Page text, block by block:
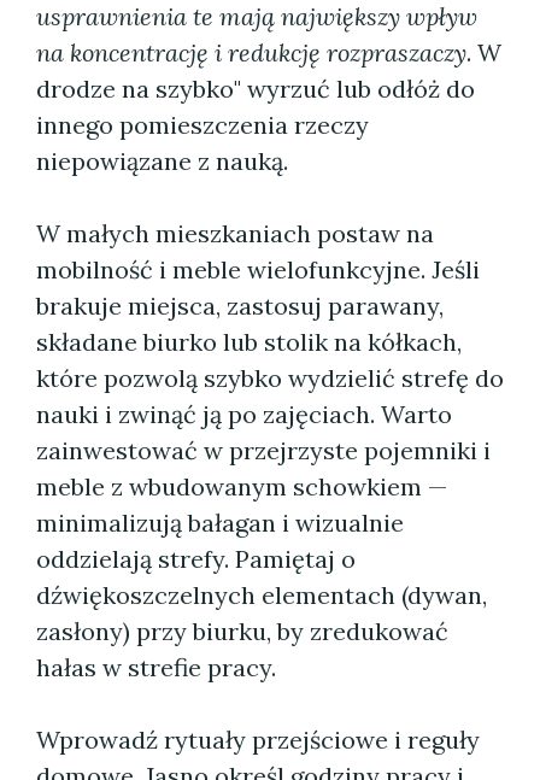
usprawnienia te mają największy wpływ
na koncentrację i redukcję rozpraszaczy. W
drodze na szybko" wyrzuć lub odłóż do
innego pomieszczenia rzeczy
niepowiązane z nauką.
W małych mieszkaniach postaw na
mobilność i meble wielofunkcyjne. Jeśli
brakuje miejsca, zastosuj parawany,
składane biurko lub stolik na kółkach,
które pozwolą szybko wydzielić strefę do
nauki i zwinąć ją po zajęciach. Warto
zainwestować w przejrzyste pojemniki i
meble z wbudowanym schowkiem —
minimalizują bałagan i wizualnie
oddzielają strefy. Pamiętaj o
dźwiękoszczelnych elementach (dywan,
zasłony) przy biurku, by zredukować
hałas w strefie pracy.
Wprowadź rytuały przejściowe i reguły